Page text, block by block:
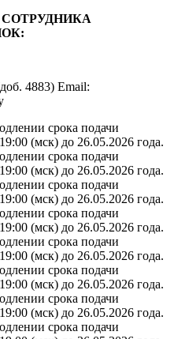
4883) Email:
срока подачи
(мск) до 26.05.2026 года.
срока подачи
(мск) до 26.05.2026 года.
срока подачи
(мск) до 26.05.2026 года.
срока подачи
(мск) до 26.05.2026 года.
срока подачи
(мск) до 26.05.2026 года.
срока подачи
(мск) до 26.05.2026 года.
срока подачи
(мск) до 26.05.2026 года.
срока подачи